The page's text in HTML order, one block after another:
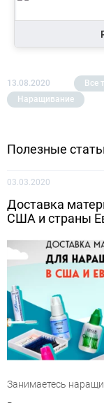
13.08.2020 Все
Наращивание
Полезные
03.03.2020
Доставка
США и страны
Занимаетесь